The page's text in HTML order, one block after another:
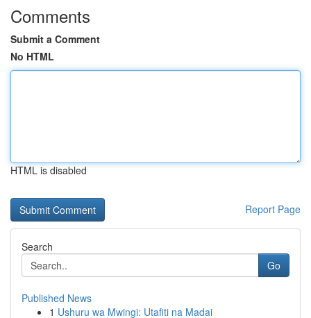
Comments
Submit a Comment
No HTML
HTML is disabled
Report Page
Search
Go
Published News
1 Ushuru wa Mwingi: Utafiti na Madai